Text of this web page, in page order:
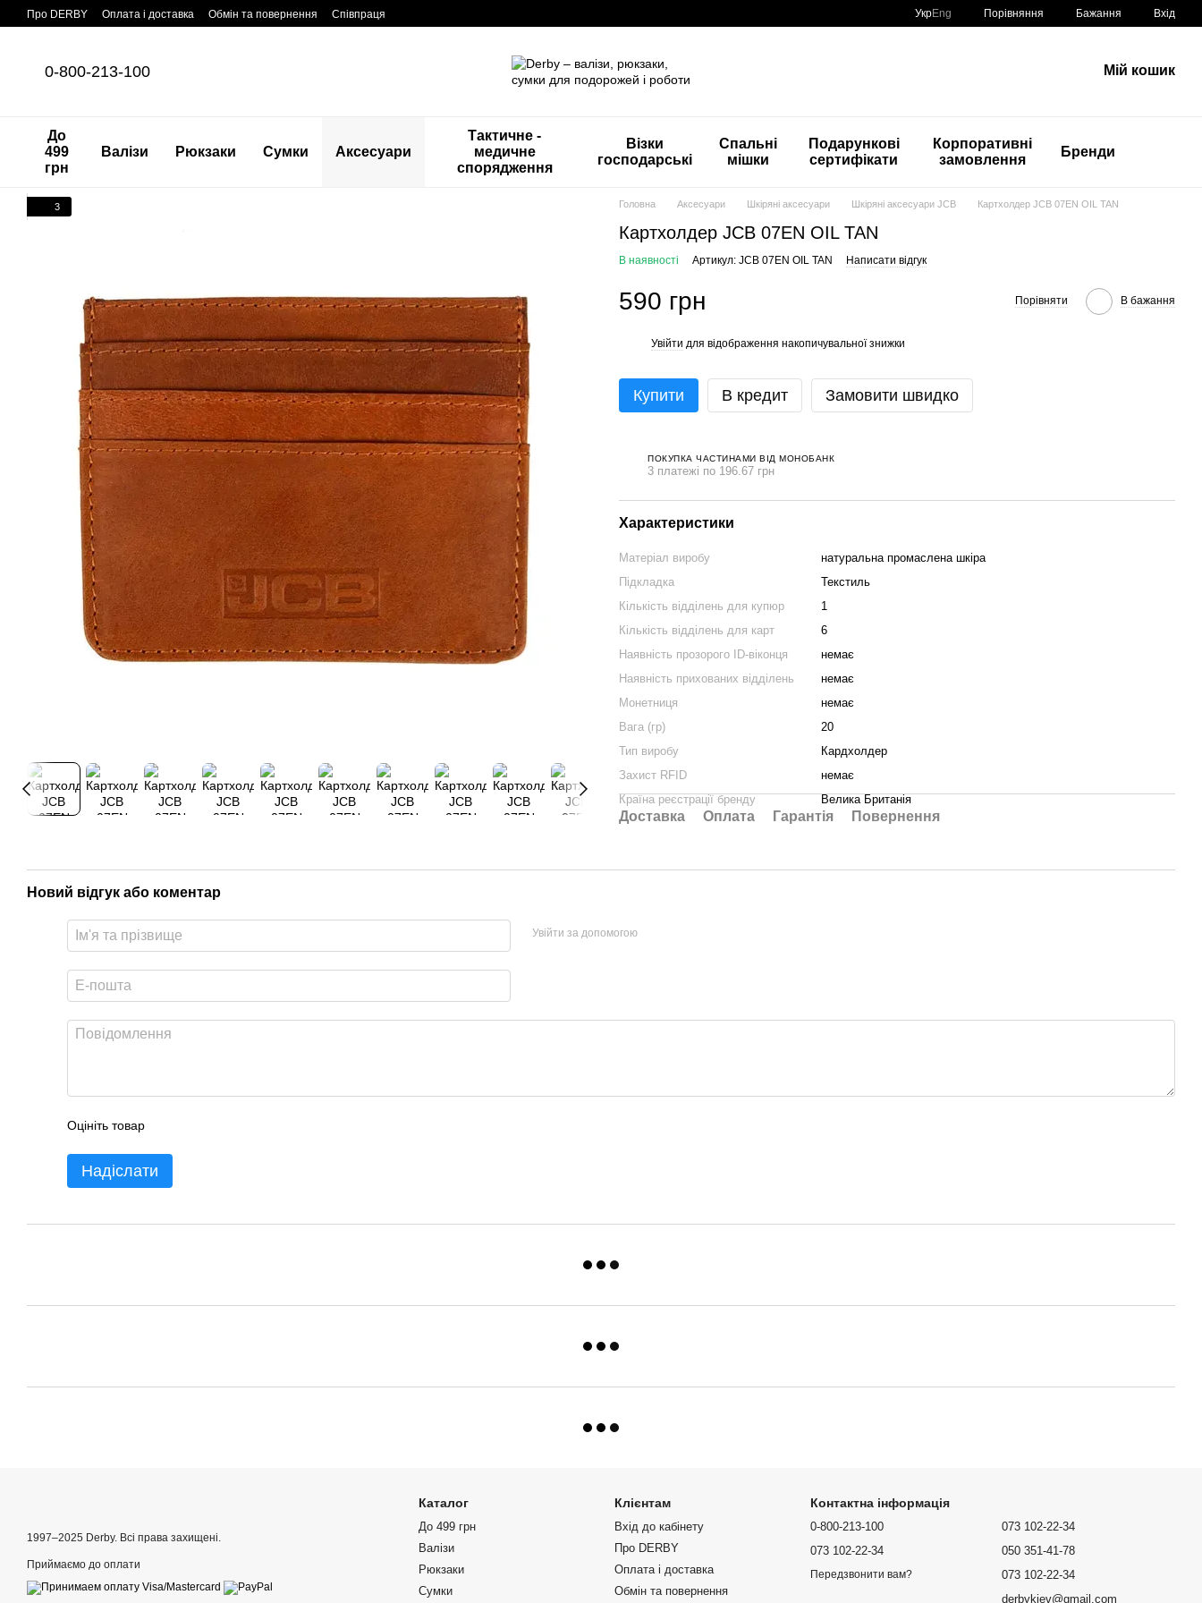
Перейти до основного контенту
Про DERBY Оплата і доставка Обмін та повернення Співпраця УкрEng Порівняння Бажання Вхід
0-800-213-100 Мій кошик
До
499
грн
Валізи Рюкзаки Сумки Аксесуари
Тактичне -
медичне
спорядження
Візки
господарські
Спальні
мішки
Подарункові
сертифікати
Корпоративні
замовлення
Бренди
3 Головна Аксесуари Шкіряні аксесуари Шкіряні аксесуари JCB Картхолдер JCB 07EN OIL TAN
Картхолдер JCB 07EN OIL TAN
В наявності Артикул: JCB 07EN OIL TAN Написати відгук
590 грн Порівняти В бажання
Увійти для відображення накопичувальної знижки
Купити В кредит Замовити швидко
ПОКУПКА ЧАСТИНАМИ ВІД МОНОБАНК
3 платежі по 196.67 грн
Характеристики
Матеріал виробу
натуральна промаслена шкіра
Підкладка
Текстиль
Кількість відділень для купюр
1
Кількість відділень для карт
6
Наявність прозорого ID-віконця
немає
Наявність прихованих відділень
немає
Монетниця
немає
Вага (гр)
20
Тип виробу
Кардхолдер
Захист RFID
немає
Країна реєстрації бренду
Велика Британія
Доставка Оплата Гарантія Повернення
Новий відгук або коментар
Увійти за допомогою
Оцініть товар
Надіслати
1997–2025 Derby. Всі права захищені.
Приймаємо до оплати
Каталог
До 499 грн
Валізи
Рюкзаки
Сумки
Клієнтам
Вхід до кабінету
Про DERBY
Оплата і доставка
Обмін та повернення
Контактна інформація
0-800-213-100
073 102-22-34
Передзвонити вам?
073 102-22-34
050 351-41-78
073 102-22-34
derbykiev@gmail.com